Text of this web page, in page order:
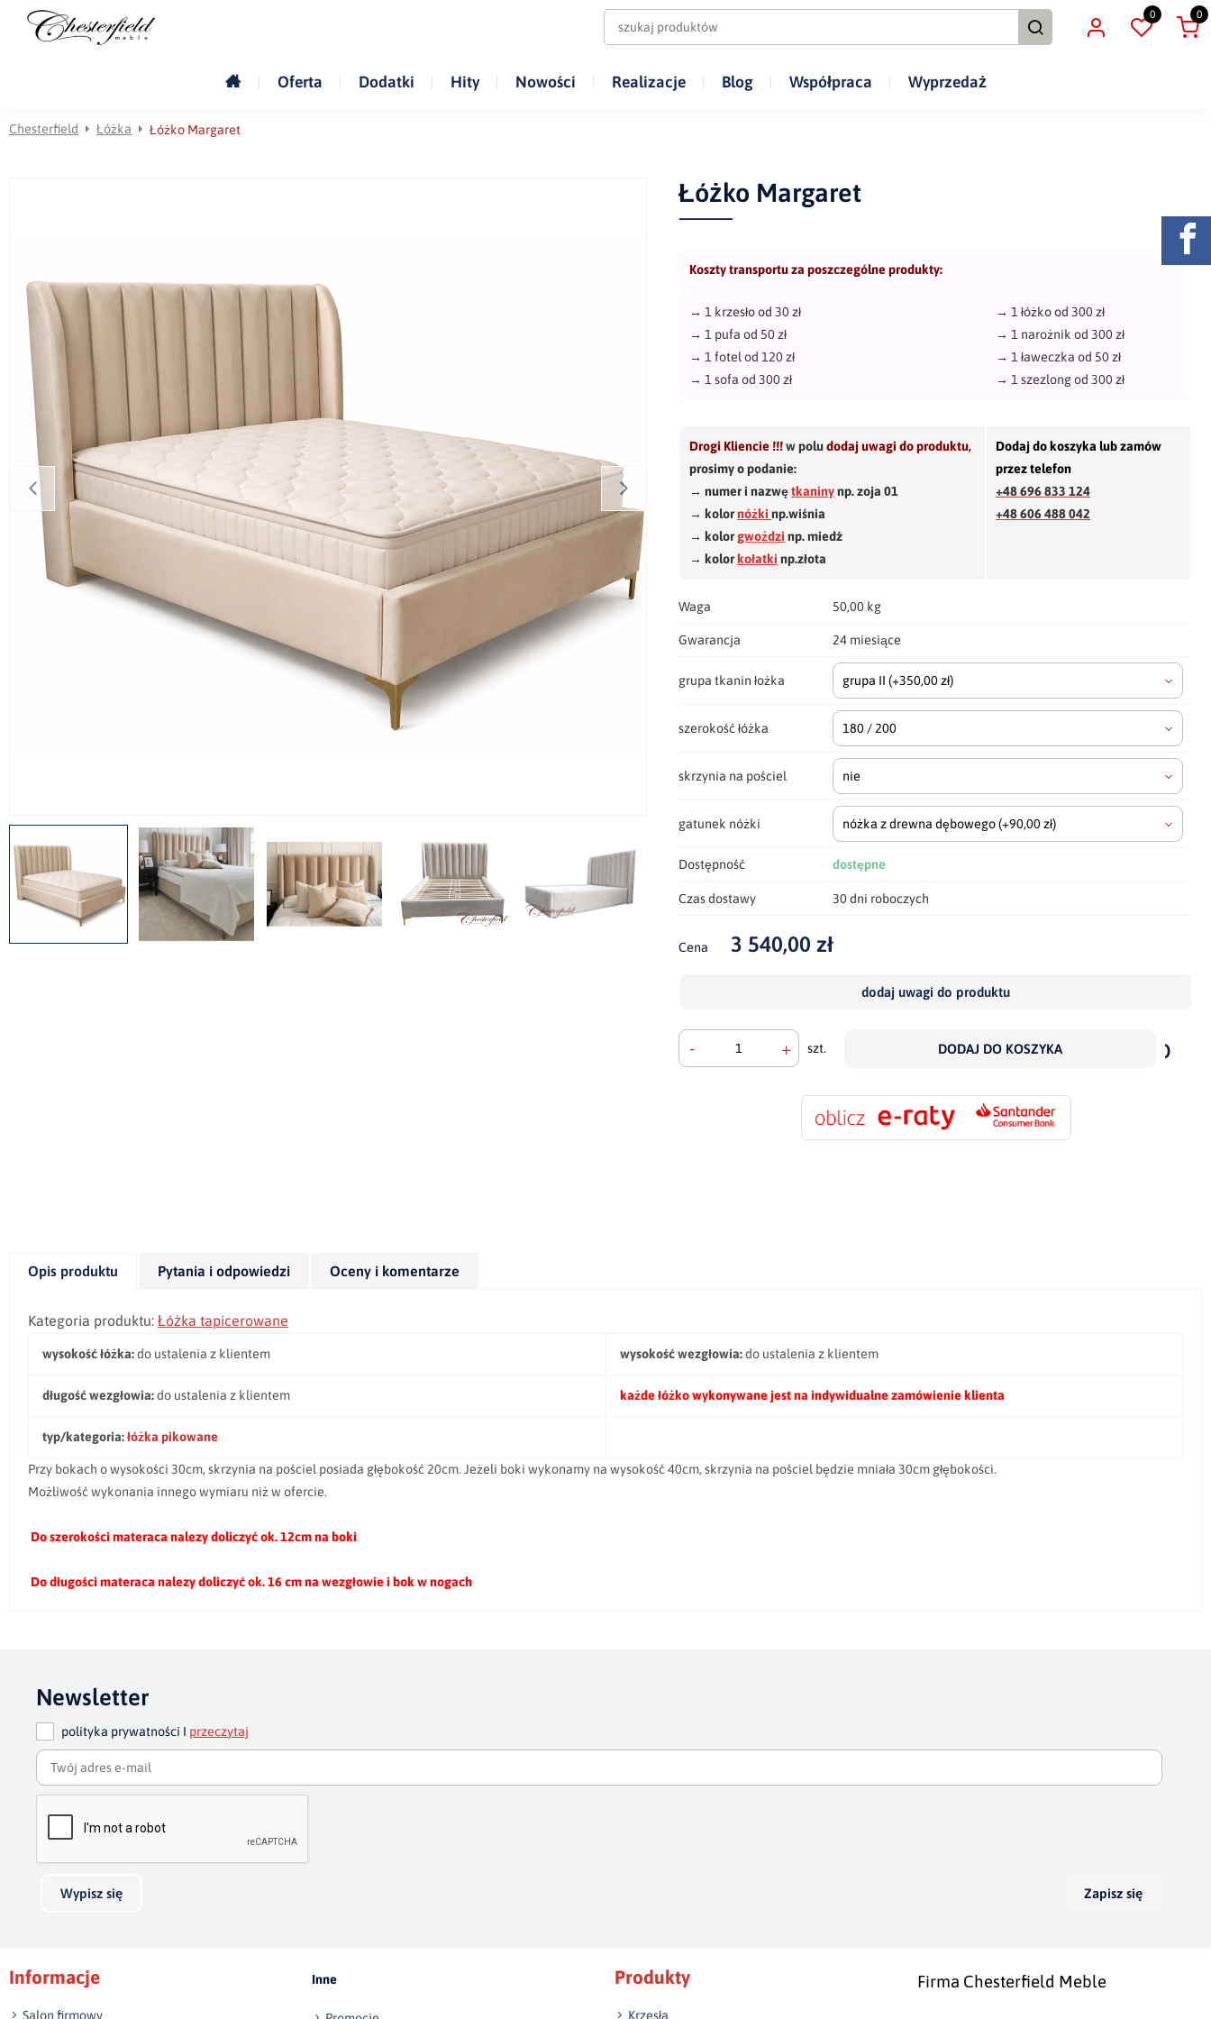
0 0
Oferta Dodatki Hity Nowości Realizacje Blog Współpraca Wyprzedaż
Chesterfield Łóżka Łóżko Margaret
Łóżko Margaret
Koszty transportu za poszczególne produkty:
→1 krzesło od 30 zł
→1 pufa od 50 zł
→ 1 fotel od 120 zł
→1 sofa od 300 zł
→1 łóżko od 300 zł
→1 narożnik od 300 zł
→1 ławeczka od 50 zł
→1 szezlong od 300 zł
Drogi Kliencie !!!w poludodaj uwagi do produktu,
prosimy o podanie:
→ numer i nazwętkaninynp. zoja 01
→ kolornóżkinp.wiśnia
→ kolorgwożdzi np. miedź
→ kolorkołatki np.złota
Dodaj do koszyka lub zamów
przez telefon
+48 696 833 124
+48 606 488 042
Waga 50,00 kg
Gwarancja 24 miesiące
grupa tkanin łożka grupa II(+350,00 zł)
szerokość łóżka 180 / 200
skrzynia na pościel nie
gatunek nóżki nóżka z drewna dębowego(+90,00 zł)
Dostępność dostępne
Czas dostawy 30 dni roboczych
Cena 3 540,00 zł
dodaj uwagi do produktu
- + szt. DODAJ DO KOSZYKA
do
Opis produktu Pytania i odpowiedzi Oceny i komentarze
Kategoria produktu: Łóżka tapicerowane
wysokość łóżka:do ustalenia z klientem wysokość wezgłowia:do ustalenia z klientem
długość wezgłowia:do ustalenia z klientem każde łóżko wykonywane jest na indywidualne zamówienie klienta
typ/kategoria:łóżka pikowane
Przy bokach o wysokości 30cm, skrzynia na pościel posiada głębokość 20cm. Jeżeli boki wykonamy na wysokość 40cm, skrzynia na pościel będzie mniała 30cm głębokości.
Możliwość wykonania innego wymiaru niż w ofercie.
Do szerokości materaca nalezy doliczyć ok. 12cm na boki
Do długości materaca nalezy doliczyć ok. 16 cm na wezgłowie i bok w nogach
Newsletter
polityka prywatności I przeczytaj
Wypisz się Zapisz się
Informacje
Salon firmowy
Inne Produkty
Krzesła
Firma Chesterfield Meble